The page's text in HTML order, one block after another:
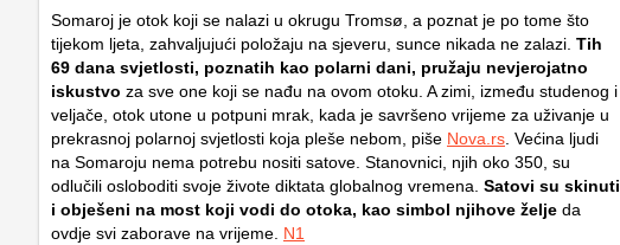
Somaroj je otok koji se nalazi u okrugu Tromsø, a poznat je po tome što
tijekom ljeta, zahvaljujući položaju na sjeveru, sunce nikada ne zalazi. Tih
69 dana svjetlosti, poznatih kao polarni dani, pružaju nevjerojatno
iskustvo za sve one koji se nađu na ovom otoku. A zimi, između studenog i
veljače, otok utone u potpuni mrak, kada je savršeno vrijeme za uživanje u
prekrasnoj polarnoj svjetlosti koja pleše nebom, piše Nova.rs . Većina ljudi
na Somaroju nema potrebu nositi satove. Stanovnici, njih oko 350, su
odlučili osloboditi svoje živote diktata globalnog vremena. Satovi su skinuti
i obješeni na most koji vodi do otoka, kao simbol njihove želje da
ovdje svi zaborave na vrijeme. N1